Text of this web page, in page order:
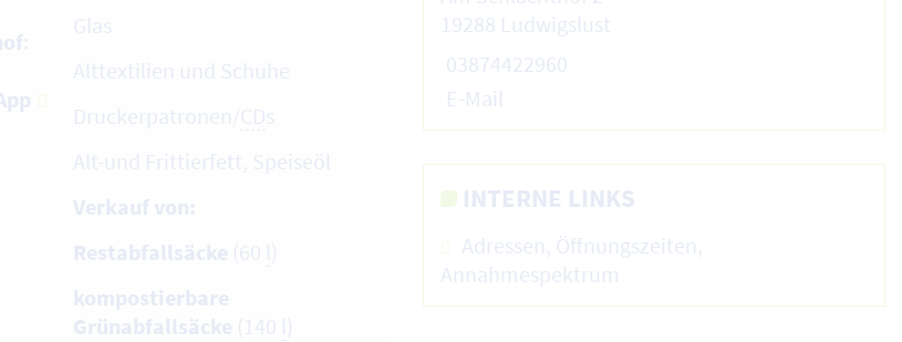
:
Glas
Alttextilien und Schuhe
Druckerpatronen/ CDs
Alt-und Frittierfett, Speiseöl
Verkauf von:
Restabfallsäcke (60 l)
kompostierbare
Grünabfallsäcke (140 l)
19288 Ludwigslust
03874422960
E-Mail
INTERNE LINKS
Adressen, Öffnungszeiten,
Annahmespektrum